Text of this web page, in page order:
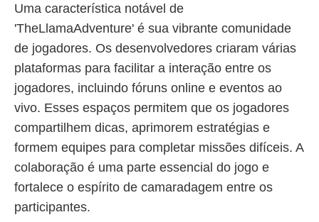
Uma característica notável de
'TheLlamaAdventure' é sua vibrante comunidade
de jogadores. Os desenvolvedores criaram várias
plataformas para facilitar a interação entre os
jogadores, incluindo fóruns online e eventos ao
vivo. Esses espaços permitem que os jogadores
compartilhem dicas, aprimorem estratégias e
formem equipes para completar missões difíceis. A
colaboração é uma parte essencial do jogo e
fortalece o espírito de camaradagem entre os
participantes.